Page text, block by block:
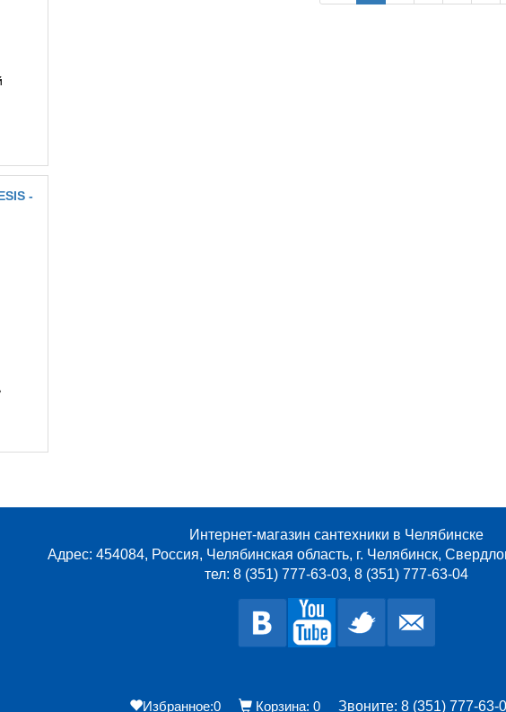
-
Интернет-магазин сантехники в Челябинске
Адрес: 454084, Россия, Челябинская область, г. Челябинск,
тел: 8 (351) 777-63-03, 8 (351) 777-63-04
Избранное:0 Корзина: 0 Звоните: 8 (351) 777-63-